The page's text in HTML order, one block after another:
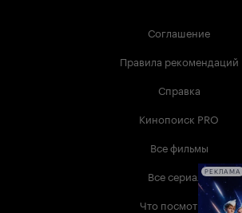
Соглашение
Правила рекомендаций
Справка
Кинопоиск PRO
Все фильмы
Все сериалы
Что посмотреть
РЕКЛАМА